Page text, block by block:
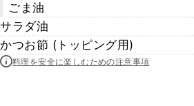
ごま油
サラダ油
かつお節 (トッピング用)
料理を安全に楽しむための注意事項